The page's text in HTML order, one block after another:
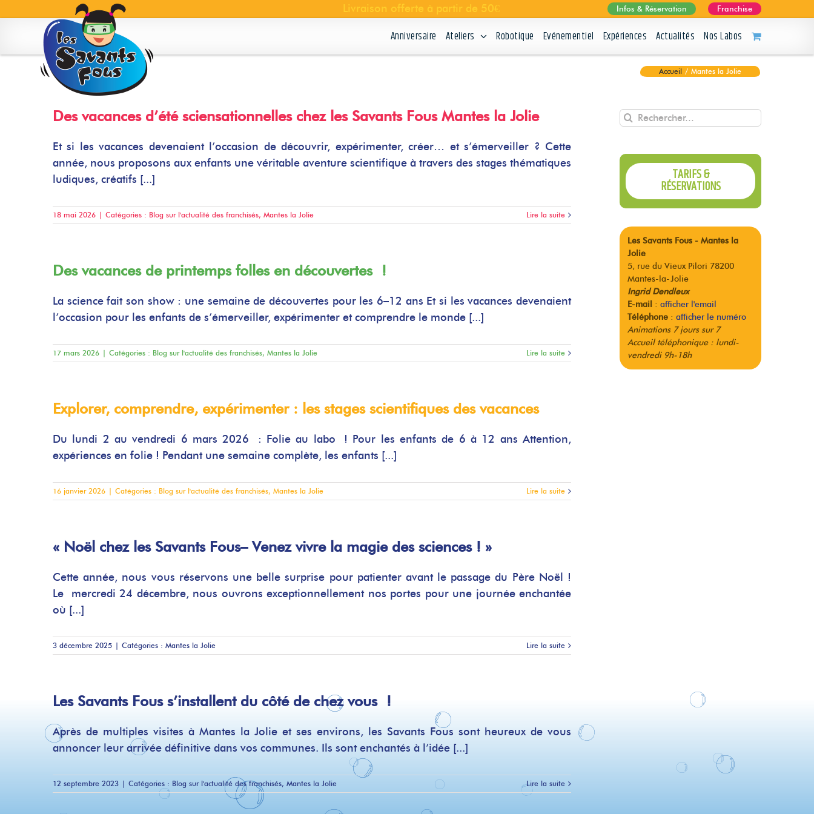
Infos & Réservation Franchise
Anniversaire Ateliers Robotique Evénementiel Expériences Actualités Nos Labos
Accueil / Mantes la Jolie
Des vacances d’été sciensationnelles chez les Savants Fous Mantes la Jolie
Et si les vacances devenaient l’occasion de découvrir, expérimenter, créer… et s’émerveiller ? Cette
année, nous proposons aux enfants une véritable aventure scientifique à travers des stages thématiques
ludiques, créatifs [...]
18 mai 2026 | Catégories : Blog sur l'actualité des franchisés, Mantes la Jolie Lire la suite
Des vacances de printemps folles en découvertes !
La science fait son show : une semaine de découvertes pour les 6–12 ans Et si les vacances devenaient
l’occasion pour les enfants de s’émerveiller, expérimenter et comprendre le monde [...]
17 mars 2026 | Catégories : Blog sur l'actualité des franchisés, Mantes la Jolie Lire la suite
Explorer, comprendre, expérimenter : les stages scientifiques des vacances
Du lundi 2 au vendredi 6 mars 2026 : Folie au labo ! Pour les enfants de 6 à 12 ans Attention,
expériences en folie ! Pendant une semaine complète, les enfants [...]
16 janvier 2026 | Catégories : Blog sur l'actualité des franchisés, Mantes la Jolie Lire la suite
« Noël chez les Savants Fous– Venez vivre la magie des sciences ! »
Cette année, nous vous réservons une belle surprise pour patienter avant le passage du Père Noël !
Le mercredi 24 décembre, nous ouvrons exceptionnellement nos portes pour une journée enchantée
où [...]
3 décembre 2025 | Catégories : Mantes la Jolie Lire la suite
Les Savants Fous s’installent du côté de chez vous !
Après de multiples visites à Mantes la Jolie et ses environs, les Savants Fous sont heureux de vous
annoncer leur arrivée définitive dans vos communes. Ils sont enchantés à l’idée [...]
12 septembre 2023 | Catégories : Blog sur l'actualité des franchisés, Mantes la Jolie Lire la suite
Rechercher
TARIFS &
RÉSERVATIONS
Les Savants Fous - Mantes la
Jolie
5, rue du Vieux Pilori 78200
Mantes-la-Jolie
Ingrid Dendleux
E-mail : afficher l'email
Téléphone : afficher le numéro
Animations 7 jours sur 7
Accueil téléphonique : lundi-
vendredi 9h-18h